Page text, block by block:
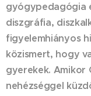
gyógypedagógia
diszgráfia,
figyelemhiányos
közismert, hogy
gyerekek. Amikor
nehézséggel